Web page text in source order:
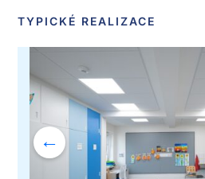
TYPICKÉ REALIZACE